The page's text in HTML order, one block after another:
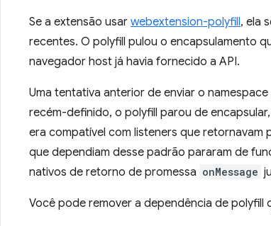
Se a extensão usar webextension-polyfill, ela
recentes. O polyfill pulou o encapsulamento
navegador host já havia fornecido a API.
Uma tentativa anterior de enviar o
recém-definido, o polyfill parou de
era compatível com listeners que retornavam
que dependiam desse padrão pararam de
nativos de retorno de promessa onMessage
Você pode remover a dependência de polyfill